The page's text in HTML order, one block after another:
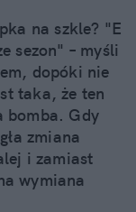
na szkle? "E
sezon" – myśli
dopóki nie
taka, że ten
bomba. Gdy
zmiana
i zamiast
wymiana